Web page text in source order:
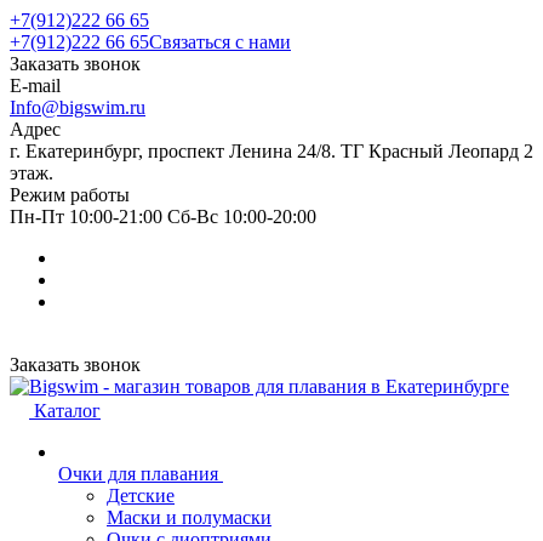
+7(912)222 66 65
+7(912)222 66 65Связаться с нами
Заказать звонок
E-mail
Info@bigswim.ru
Адрес
г. Екатеринбург, проспект Ленина 24/8. ТГ Красный Леопард 2
этаж.
Режим работы
Пн-Пт 10:00-21:00 Сб-Вс 10:00-20:00
Заказать звонок
Каталог
Очки для плавания
Детские
Маски и полумаски